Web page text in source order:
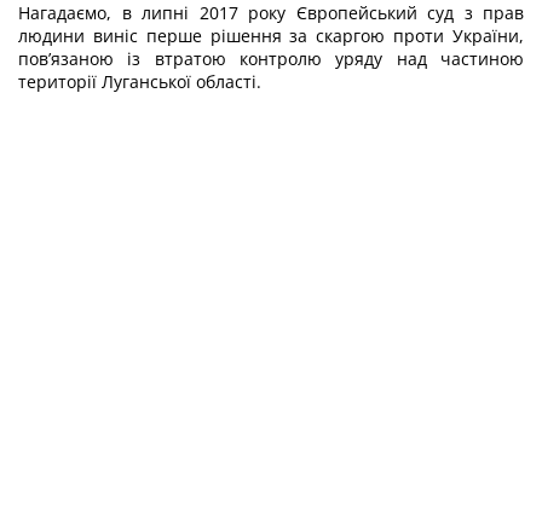
Нагадаємо, в липні 2017 року Європейський суд з прав
людини виніс перше рішення за скаргою проти України,
пов’язаною із втратою контролю уряду над частиною
території Луганської області.